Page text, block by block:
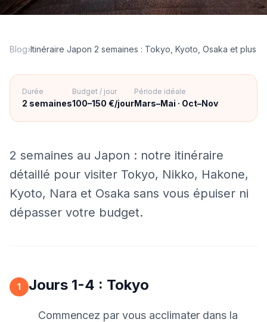
Blog›Itinéraire Japon 2 semaines : Tokyo, Kyoto, Osaka et plus
Durée
2 semaines
Budget / jour
100–150 €/jour
Période idéale
Mars–Mai · Oct–Nov
2 semaines au Japon : notre itinéraire
détaillé pour visiter Tokyo, Nikko, Hakone,
Kyoto, Nara et Osaka sans vous épuiser ni
dépasser votre budget.
1 Jours 1-4 : Tokyo
Commencez par vous acclimater dans la